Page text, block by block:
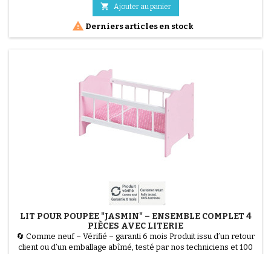
petits espaces et les voyages. Dotée d'un intérieur et de pieds
antidérapants pour une...
 Ajouter au panier
 Derniers articles en stock
LIT POUR POUPÉE "JASMIN" – ENSEMBLE COMPLET 4
PIÈCES AVEC LITERIE
🔄 Comme neuf – Vérifié – garanti 6 mois Produit issu d’un retour
client ou d’un emballage abîmé, testé par nos techniciens et 100